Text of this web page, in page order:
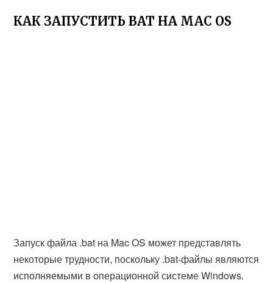
КАК ЗАПУСТИТЬ BAT НА MAC OS
Запуск файла .bat на Mac OS может представлять
некоторые трудности, поскольку .bat-файлы являются
исполняемыми в операционной системе Windows.